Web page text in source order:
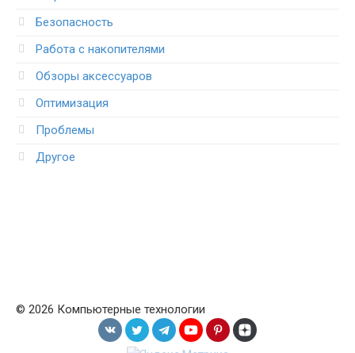
Безопасность
Работа с накопителями
Обзоры аксессуаров
Оптимизация
Проблемы
Другое
© 2026 Компьютерные технологии